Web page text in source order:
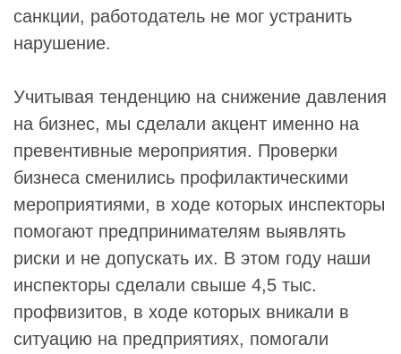
санкции, работодатель не мог устранить
нарушение.
Учитывая тенденцию на снижение давления
на бизнес, мы сделали акцент именно на
превентивные мероприятия. Проверки
бизнеса сменились профилактическими
мероприятиями, в ходе которых инспекторы
помогают предпринимателям выявлять
риски и не допускать их. В этом году наши
инспекторы сделали свыше 4,5 тыс.
профвизитов, в ходе которых вникали в
ситуацию на предприятиях, помогали